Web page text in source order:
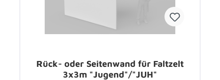
Rück- oder Seitenwand für Faltzelt
3x3m "Jugend"/"JUH"